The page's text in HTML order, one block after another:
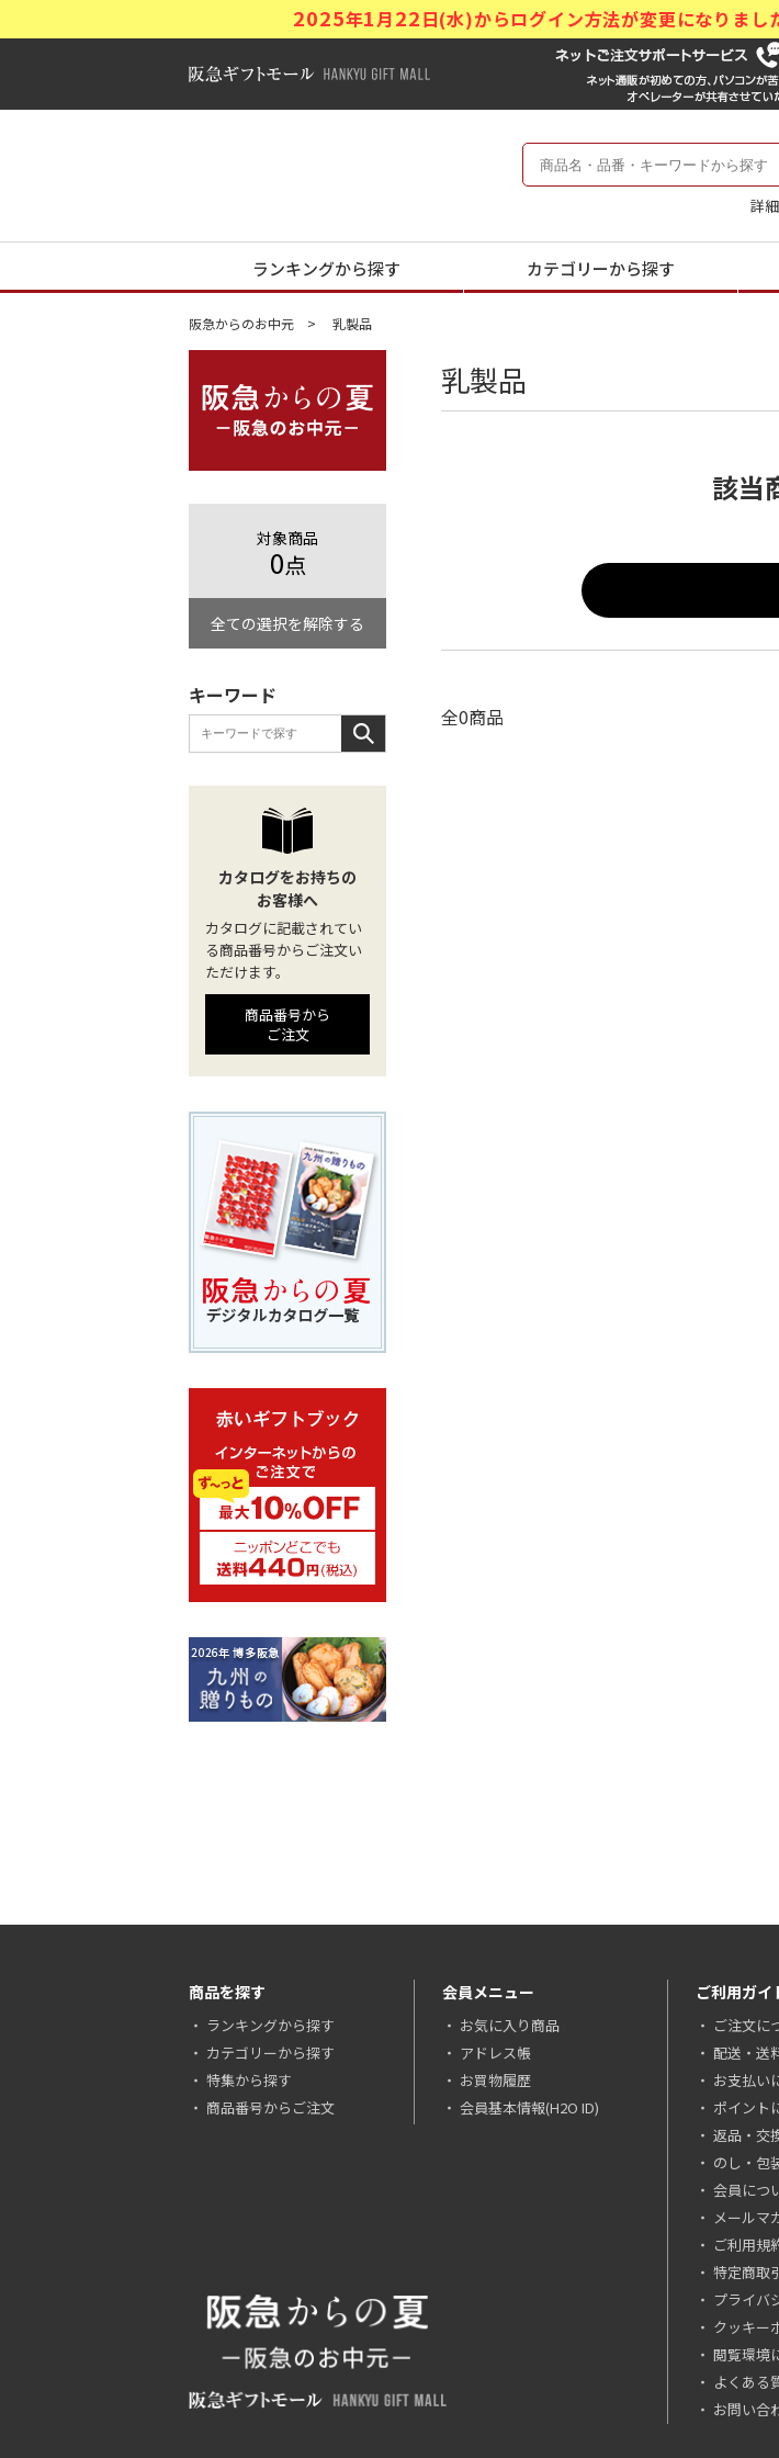
2025年1月22日(水)からログイン方法が変更になりまし
阪急ギフトモール Hankyu Gift Mall
阪急からの夏 -阪急のお中元-
詳
ランキングから探す カテゴリーから探す
阪急からのお中元 乳製品
乳製品
該当
全0商品
対象商品
0点
全ての選択を解除する
キーワード
カタログをお持ちの
お客様へ
カタログに記載されてい
る商品番号からご注文い
ただけます。
商品番号から
ご注文
商品を探す
ランキングから探す
カテゴリーから探す
特集から探す
商品番号からご注文
会員メニュー
お気に入り商品
アドレス帳
お買物履歴
会員基本情報(H2O ID)
ご利用ガイ
ご注文に
配送・送
お支払い
ポイント
返品・交
のし・包
会員につ
メールマ
ご利用規
特定商取
プライバ
クッキー
閲覧環境
よくある
お問い合